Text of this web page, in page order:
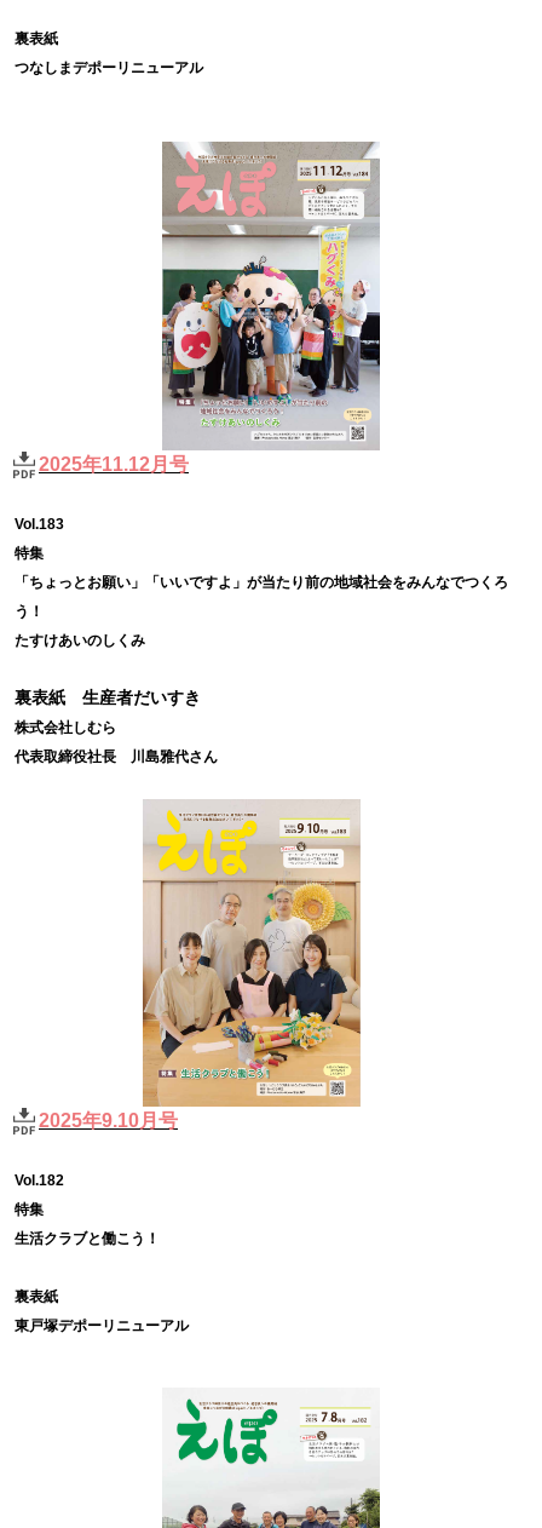
裏表紙
つなしまデポーリニューアル
2025年11.12月号
Vol.183
特集
「ちょっとお願い」「いいですよ」が当たり前の地域社会をみんなでつくろ
う！
たすけあいのしくみ
裏表紙 生産者だいすき
株式会社しむら
代表取締役社長 川島雅代さん
2025年9.10月号
Vol.182
特集
生活クラブと働こう！
裏表紙
東戸塚デポーリニューアル